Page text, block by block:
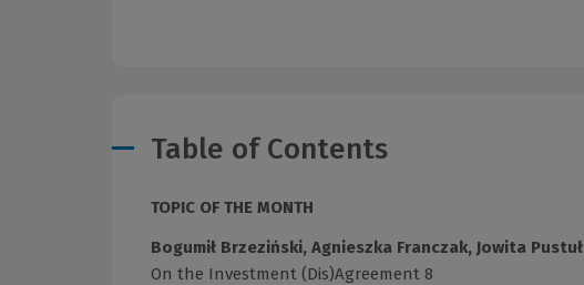
Table of Contents
TOPIC OF THE MONTH
Bogumił Brzeziński, Agnieszka Franczak, Jowita Pustuł
On the Investment (Dis)Agreement 8